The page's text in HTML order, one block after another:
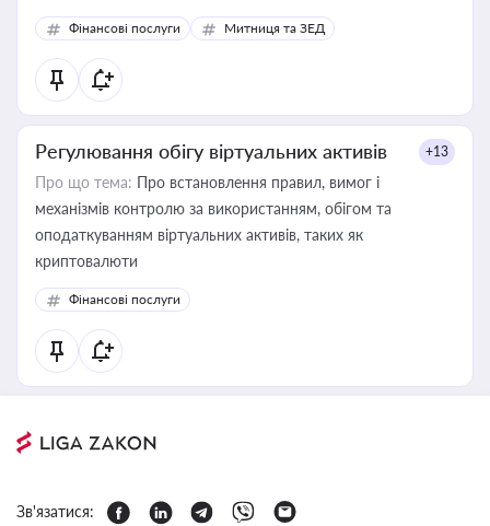
Фінансові послуги Митниця та ЗЕД
Регулювання обігу віртуальних активів +13
Про що тема: Про встановлення правил, вимог і
механізмів контролю за використанням, обігом та
оподаткуванням віртуальних активів, таких як
криптовалюти
Фінансові послуги
Зв'язатися: